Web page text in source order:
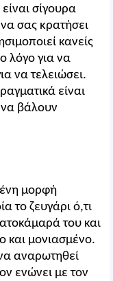
σίγουρα
σας κρατήσει
κανείς
λόγο για να
να τελειώσει.
είναι
να βάλουν
μορφή
το ζευγάρι ό,τι
του και
και μονιασμένο.
αναρωτηθεί
ενώνει με τον